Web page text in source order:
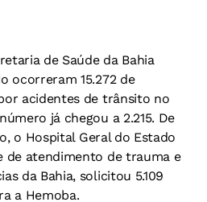
de Saúde da Bahia
ocorreram 15.272 de
acidentes de trânsito no
já chegou a 2.215. De
o Hospital Geral do Estado
de atendimento de trauma e
da Bahia, solicitou 5.109
a Hemoba.